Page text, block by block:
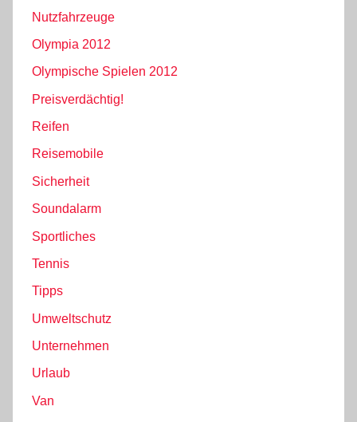
Nutzfahrzeuge
Olympia 2012
Olympische Spielen 2012
Preisverdächtig!
Reifen
Reisemobile
Sicherheit
Soundalarm
Sportliches
Tennis
Tipps
Umweltschutz
Unternehmen
Urlaub
Van